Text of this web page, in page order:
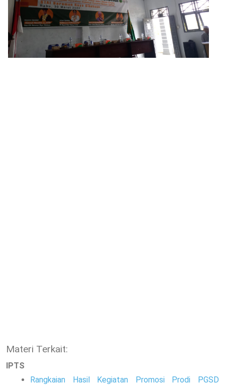
Materi Terkait:
IPTS
Rangkaian Hasil Kegiatan Promosi Prodi PGSD